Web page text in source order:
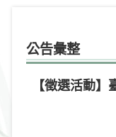
公告彙整
【徵選活動